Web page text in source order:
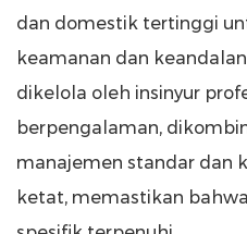
dan domestik tertinggi
keamanan dan
dikelola oleh insinyur
berpengalaman,
manajemen standar dan
ketat, memastikan